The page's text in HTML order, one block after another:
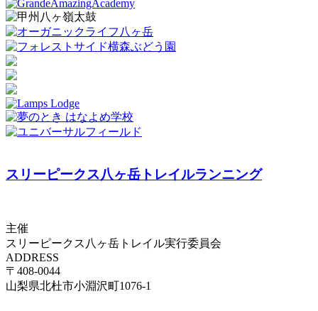
スリーピークス八ヶ岳トレイルランニング
主催
スリーピークス八ヶ岳トレイル実行委員会
ADDRESS
〒408-0044
山梨県北杜市小淵沢町1076-1